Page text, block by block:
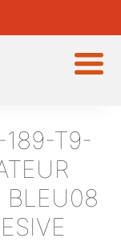
189-T9-
BLEU08